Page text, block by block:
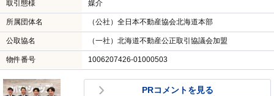
取引態様 媒介
所属団体名 （公社）全日本不動産協会北海道本部
公取協名 （一社）北海道不動産公正取引協議会加盟
物件番号 1006207426-01000503
PRコメントを見る